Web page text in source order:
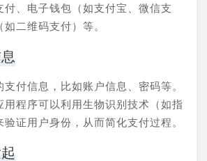
付、电子钱包（如支付宝、微信支
二维码支付）等。
付信息，比如账户信息、密码等。
用程序可以利用生物识别技术（如指
证用户身份，从而简化支付过程。